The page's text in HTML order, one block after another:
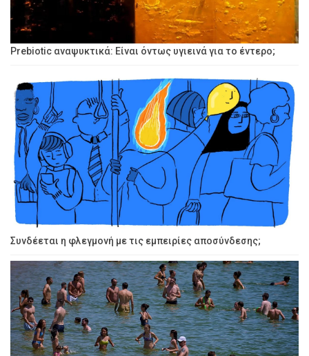
Prebiotic αναψυκτικά: Είναι όντως υγιεινά για το έντερο;
Συνδέεται η φλεγμονή με τις εμπειρίες αποσύνδεσης;